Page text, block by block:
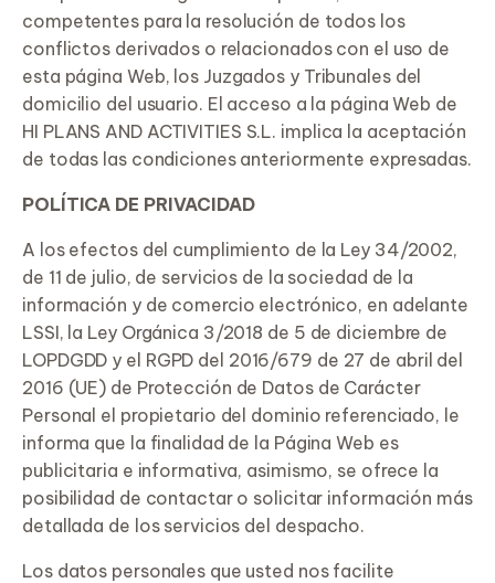
competentes para la resolución de todos los
conflictos derivados o relacionados con el uso de
esta página Web, los Juzgados y Tribunales del
domicilio del usuario. El acceso a la página Web de
HI PLANS AND ACTIVITIES S.L. implica la aceptación
de todas las condiciones anteriormente expresadas.
POLÍTICA DE PRIVACIDAD
A los efectos del cumplimiento de la Ley 34/2002,
de 11 de julio, de servicios de la sociedad de la
información y de comercio electrónico, en adelante
LSSI, la Ley Orgánica 3/2018 de 5 de diciembre de
LOPDGDD y el RGPD del 2016/679 de 27 de abril del
2016 (UE) de Protección de Datos de Carácter
Personal el propietario del dominio referenciado, le
informa que la finalidad de la Página Web es
publicitaria e informativa, asimismo, se ofrece la
posibilidad de contactar o solicitar información más
detallada de los servicios del despacho.
Los datos personales que usted nos facilite